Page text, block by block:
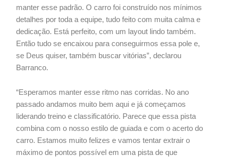
manter esse padrão. O carro foi construído nos mínimos
detalhes por toda a equipe, tudo feito com muita calma e
dedicação. Está perfeito, com um layout lindo também.
Então tudo se encaixou para conseguirmos essa pole e,
se Deus quiser, também buscar vitórias”, declarou
Barranco.
“Esperamos manter esse ritmo nas corridas. No ano
passado andamos muito bem aqui e já começamos
liderando treino e classificatório. Parece que essa pista
combina com o nosso estilo de guiada e com o acerto do
carro. Estamos muito felizes e vamos tentar extrair o
máximo de pontos possível em uma pista de que